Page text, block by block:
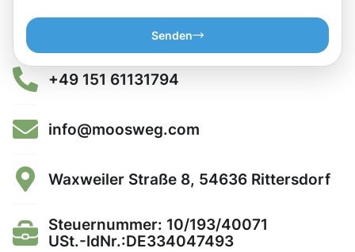
Senden
+49 151 61131794
info@moosweg.com
Waxweiler Straße 8, 54636 Rittersdorf
Steuernummer: 10/193/40071
USt.-IdNr.:DE334047493